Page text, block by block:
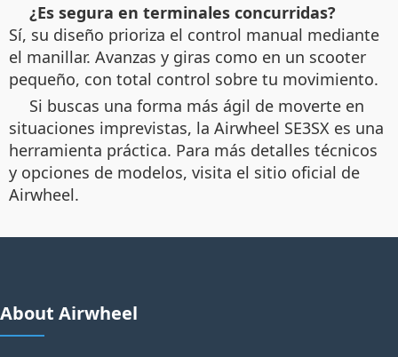
¿Es segura en terminales concurridas?
Sí, su diseño prioriza el control manual mediante
el manillar. Avanzas y giras como en un scooter
pequeño, con total control sobre tu movimiento.
Si buscas una forma más ágil de moverte en
situaciones imprevistas, la Airwheel SE3SX es una
herramienta práctica. Para más detalles técnicos
y opciones de modelos, visita el sitio oficial de
Airwheel.
About Airwheel